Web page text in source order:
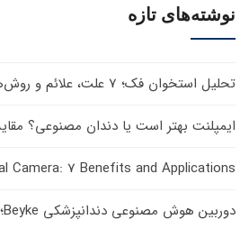
نوشته‌های تازه
تحلیل استخوان فک؛ 7 علت، علائم و روش‌های درمان
ایمپلنت بهتر است یا دندان مصنوعی؟ مقایسه در
Camera: 7 Benefits and Applications
دوربین هوش مصنوعی دندانپزشکی Beyke؛ 7 مزیت و کاربرد آن